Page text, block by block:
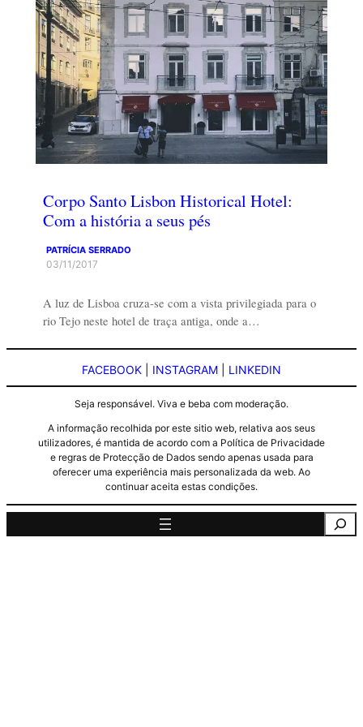
Corpo Santo Lisbon Historical Hotel:
Com a história a seus pés
PATRÍCIA SERRADO
03/11/2017
A luz de Lisboa cruza-se com a vista privilegiada para o
rio Tejo neste hotel de traça antiga, onde a…
FACEBOOK INSTAGRAM LINKEDIN
Seja responsável. Viva e beba com moderação.
A informação recolhida por este sitio web, relativa aos seus
utilizadores, é mantida de acordo com a Política de Privacidade
e regras de Protecção de Dados sendo apenas usada para
oferecer uma experiência mais personalizada da web. Ao
continuar aceita estas condições.